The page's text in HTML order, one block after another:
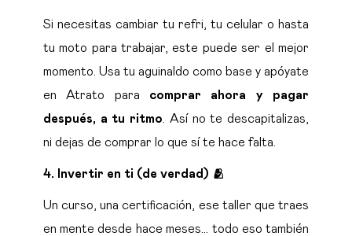
Si necesitas cambiar tu refri, tu celular o hasta
tu moto para trabajar, este puede ser el mejor
momento. Usa tu aguinaldo como base y apóyate
en Atrato para comprar ahora y pagar
después, a tu ritmo . Así no te descapitalizas,
ni dejas de comprar lo que sí te hace falta.
4. Invertir en ti (de verdad) 🫂
Un curso, una certificación, ese taller que traes
en mente desde hace meses… todo eso también